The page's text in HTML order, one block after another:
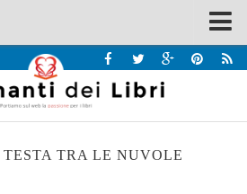
TESTA TRA LE NUVOLE